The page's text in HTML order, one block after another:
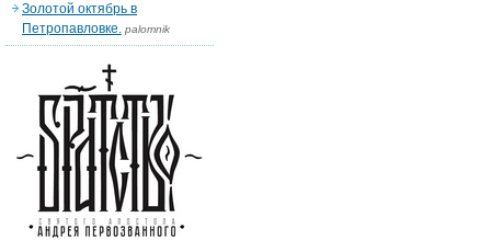
Золотой октябрь в
Петропавловке. palomnik